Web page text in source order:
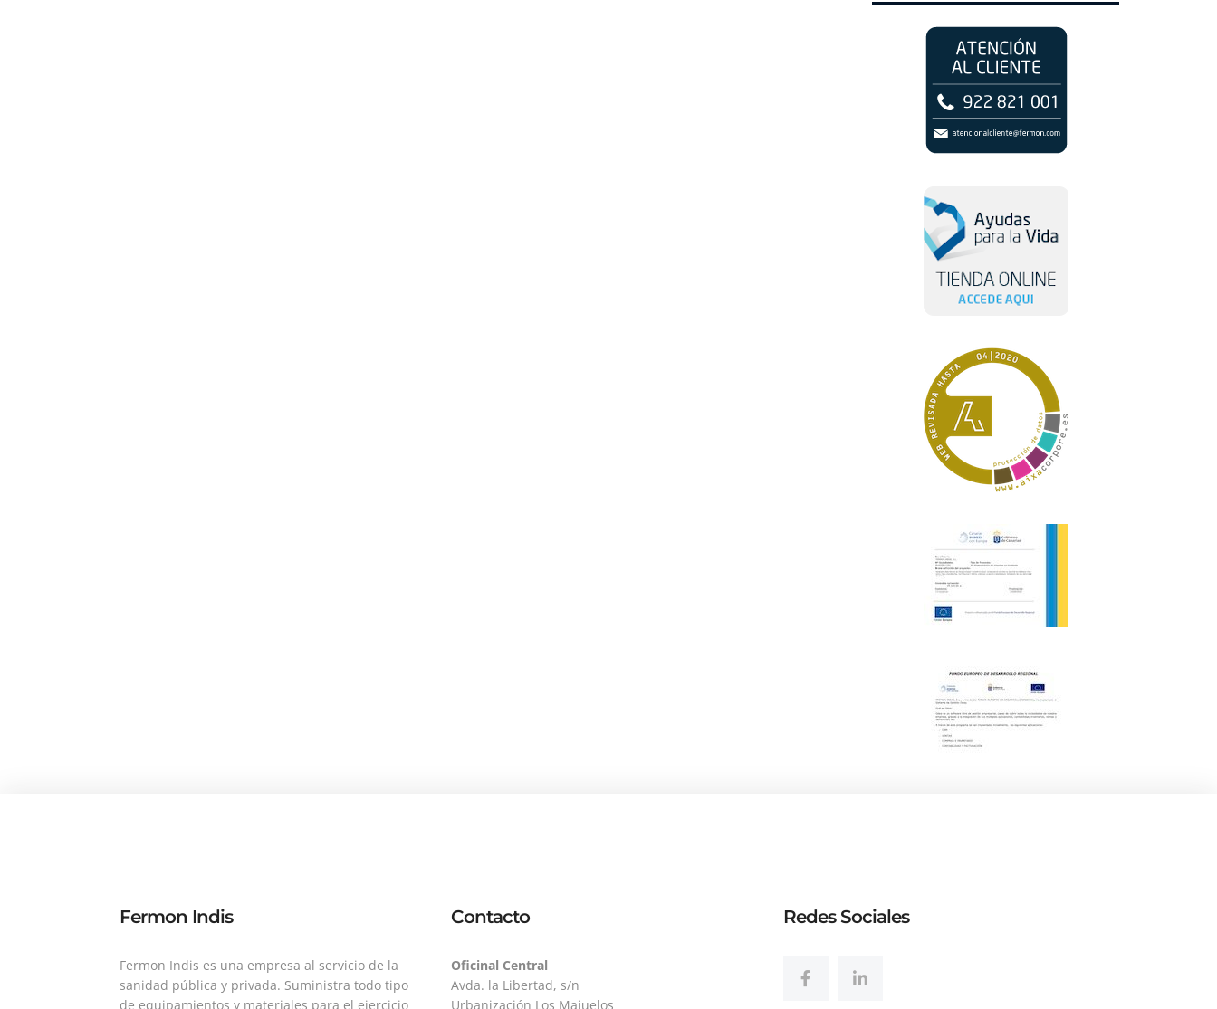
Fermon Indis
Fermon Indis es una empresa al servicio de la
sanidad pública y privada. Suministra todo tipo
de equipamientos y materiales para el ejercicio
Contacto
Oficinal Central
Avda. la Libertad, s/n
Urbanización Los Majuelos
Redes Sociales